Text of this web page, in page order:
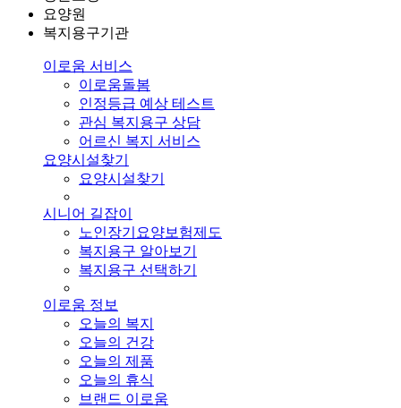
요양원
복지용구기관
이로움 서비스
이로움돌봄
인정등급 예상 테스트
관심 복지용구 상담
어르신 복지 서비스
요양시설찾기
요양시설찾기
시니어 길잡이
노인장기요양보험제도
복지용구 알아보기
복지용구 선택하기
이로움 정보
오늘의 복지
오늘의 건강
오늘의 제품
오늘의 휴식
브랜드 이로움